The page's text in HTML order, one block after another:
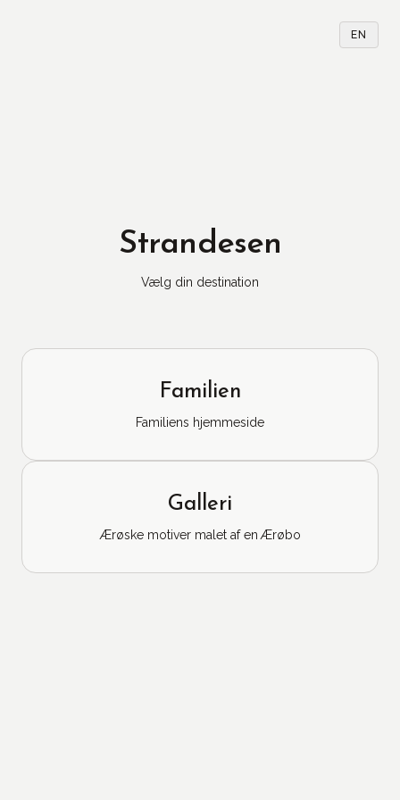
EN
Strandesen
Vælg din destination
Familien
Familiens hjemmeside
Galleri
Ærøske motiver malet af en Ærøbo